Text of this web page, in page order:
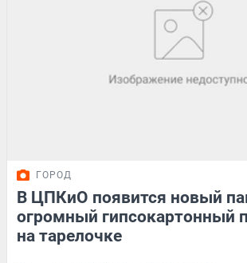
ГОРОД
В ЦПКиО появится новый
огромный гипсокартонный
на тарелочке